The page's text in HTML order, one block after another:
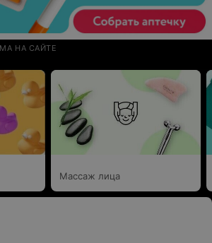
НА САЙТЕ
Массаж лица